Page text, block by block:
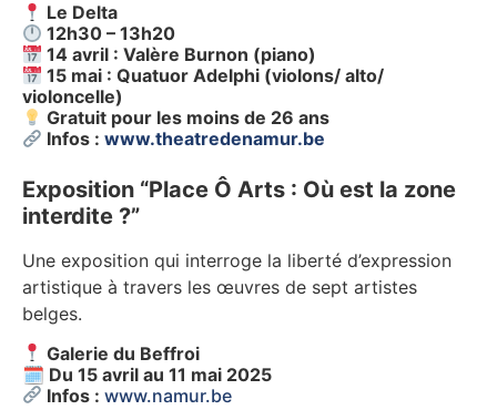
Le Delta
12h30 – 13h20
14 avril : Valère Burnon (piano)
15 mai : Quatuor Adelphi (violons/ alto/
violoncelle)
Gratuit pour les moins de 26 ans
Infos : www.theatredenamur.be
Exposition “Place Ô Arts : Où est la zone
interdite ?”
Une exposition qui interroge la liberté d’expression
artistique à travers les œuvres de sept artistes
belges.
Galerie du Beffroi
🗓 Du 15 avril au 11 mai 2025
Infos : www.namur.be